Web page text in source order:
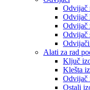
Odvijač
Odvijač
Odvijač
Odvijač
Odvijači
Alati za rad
Ključ
Klešta
Odvijač
Ostali